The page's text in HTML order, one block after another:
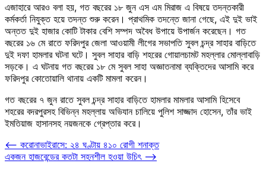
এজাহারে আরও বলা হয়, গত বছরের ১৮ জুন এস এম মিরাজ এ বিষয়ে তদন্তকারী
কর্মকর্তা নিযুক্ত হয়ে তদন্ত শুরু করেন। প্রাথমিক তদন্তে জানা গেছে, এই দুই ভাই
অন্তত দুই হাজার কোটি টাকার বেশি সম্পদ অবৈধ উপায়ে উপার্জন করেছেন। গত
বছরের ১৬ মে রাতে ফরিদপুর জেলা আওয়ামী লীগের সভাপতি সুবল চন্দ্র সাহার বাড়িতে
দুই দফা হামলার ঘটনা ঘটে। সুবল সাহার বাড়ি শহরের গোয়ালচামট মহল্লার মোল্লাবাড়ি
সড়কে। এ ঘটনায় গত বছরের ১৮ মে সুবল সাহা অজ্ঞাতনামা ব্যক্তিদের আসামি করে
ফরিদপুর কোতোয়ালি থানায় একটি মামলা করেন।
গত বছরের ৭ জুন রাতে সুবল চন্দ্র সাহার বাড়িতে হামলার মামলার আসামি হিসেবে
শহরের বদরপুরসহ বিভিন্ন মহল্লায় অভিযান চালিয়ে পুলিশ সাজ্জাদ হোসেন, তাঁর ভাই
ইমতিয়াজ হাসানসহ নয়জনকে গ্রেপ্তার করে।
Post
navigation
⟵ করোনাভাইরাসে: ২৪ ঘণ্টায় ৪১০ রোগী শনাক্ত
একজন হাজবেন্ডের কতটা সহনশীল হওয়া উচিৎ ⟶